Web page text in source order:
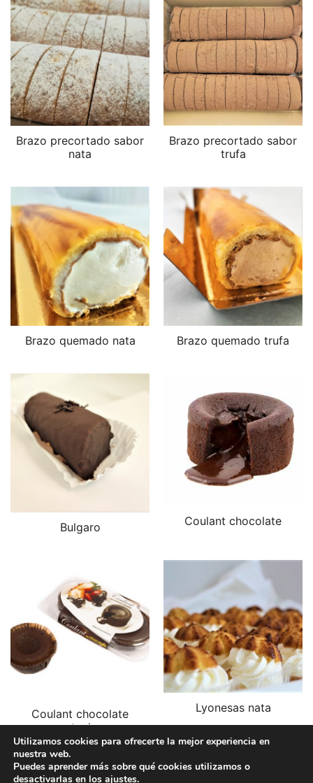
Brazo precortado sabor
nata
Brazo precortado sabor
trufa
Brazo quemado nata Brazo quemado trufa
Bulgaro Coulant chocolate
Coulant chocolate
estuche
Lyonesas nata
Utilizamos cookies para ofrecerte la mejor experiencia en
nuestra web.
Puedes aprender más sobre qué cookies utilizamos o
desactivarlas en los ajustes.